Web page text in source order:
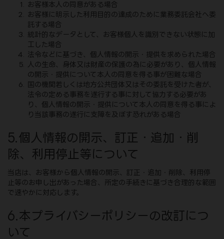
お客様本人の同意がある場合
お客様に明示した利用目的の達成のために業務委託会社へ委
託する場合
統計的なデータとして、お客様個人を識別できない状態に加
工した場合
法令などに基づき、個人情報の開示・提供を求められた場合
人の生命、身体又は財産の保護の為に必要があり、個人情報
の開示・提供について本人の同意を得る事が困難な場合
国の機関若しくは地方公共団体又はその委託を受けた者が、
法令の定める事務を遂行する事に対して協力する必要があ
り、個人情報の開示・提供について本人の同意を得る事によ
り当該事務の遂行に支障を及ぼす恐れがある場合
5.個人情報の開示、訂正・追加・削
除、利用停止等について
当店は、お客様から個人情報の開示、訂正・追加・削除、利用停
止等のお申し出があった場合、所定の手続きに基づき合理的な範囲
で速やかに対応します。
6.本プライバシーポリシーの改訂につ
いて